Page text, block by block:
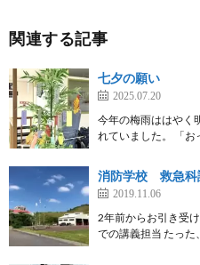
関連する記事
七夕の願い
2025.07.20
今年の梅雨ははやく
れていました。 「
消防学校 救急科
2019.11.06
2年前からお引き受
での講義担当 たっ